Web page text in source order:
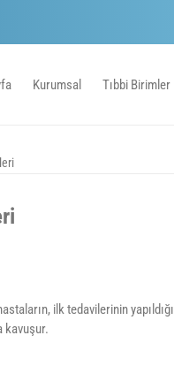
Kurumsal Tıbbi Birimler
ilk tedavilerinin
kavuşur.